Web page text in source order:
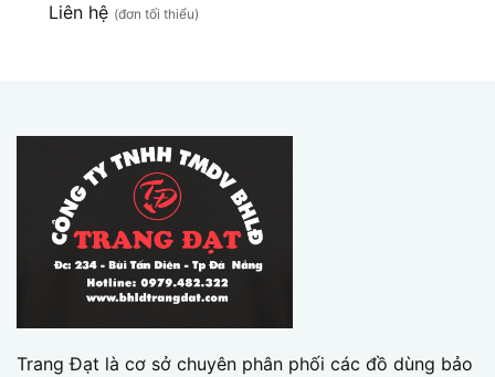
Liên hệ (đơn tối thiểu)
Trang Đạt là cơ sở chuyên phân phối các đồ dùng bảo